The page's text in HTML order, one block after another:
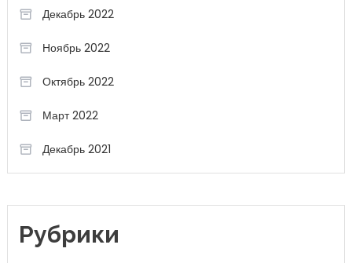
Декабрь 2022
Ноябрь 2022
Октябрь 2022
Март 2022
Декабрь 2021
Рубрики